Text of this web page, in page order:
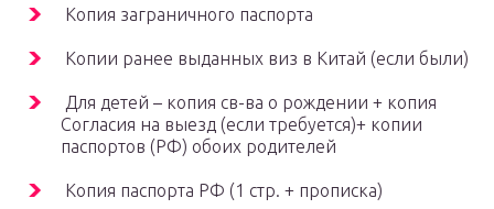
Копия заграничного паспорта
Копии ранее выданных виз в Китай (если были)
Для детей – копия св-ва о рождении + копия
Согласия на выезд (если требуется)+ копии
паспортов (РФ) обоих родителей
Копия паспорта РФ (1 стр. + прописка)